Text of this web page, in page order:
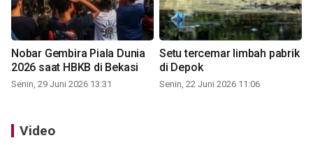
Nobar Gembira Piala Dunia
2026 saat HBKB di Bekasi
Senin, 29 Juni 2026 13:31
Setu tercemar limbah pabrik
di Depok
Senin, 22 Juni 2026 11:06
Video